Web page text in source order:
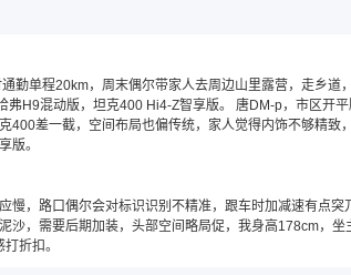
勤单程20km，周末偶尔带家人去周边山里露营，走乡
H9混动版，坦克400 Hi4-Z智享版。 唐DM-p，市区
400差一截，空间布局也偏传统，家人觉得内饰不够精
版。
慢，路口偶尔会对标识识别不精准，跟车时加减速有点
沙，需要后期加装，头部空间略局促，我身高178cm
折扣。